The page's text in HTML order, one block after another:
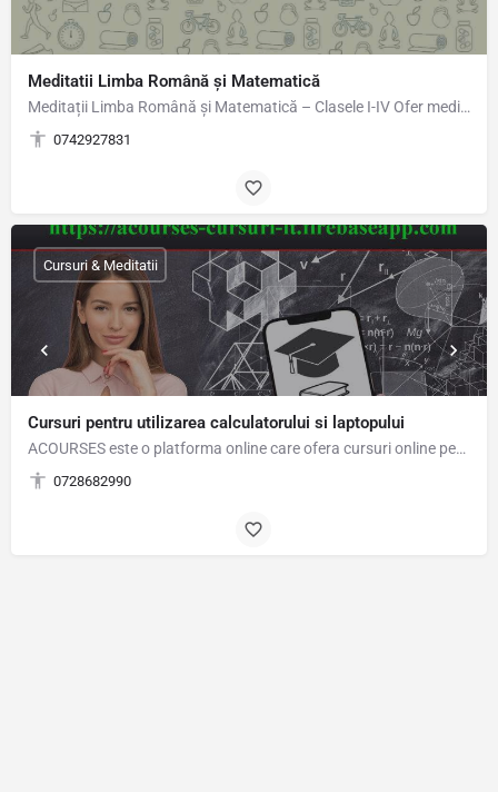
Meditatii Limba Română și Matematică
Meditații Limba Română și Matematică – Clasele I-IV Ofer meditații individuale sau în grup restrâns, la…
0742927831
Cursuri pentru utilizarea calculatorului si laptopului
ACOURSES este o platforma online care ofera cursuri online pentru utilizarea calculatorului si…
0728682990
Cursuri & Meditatii